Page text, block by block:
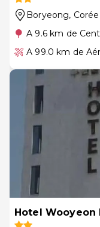
Boryeong,
A 9.6 km de
A 99.0 km de
Hotel Wooyeon